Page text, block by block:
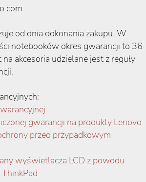
od dnia dokonania zakupu. W
notebooków okres gwarancji to 36
akcesoria udzielane jest z reguły
gwarancji na produkty Lenovo
przed przypadkowym
wyświetlacza LCD z powodu